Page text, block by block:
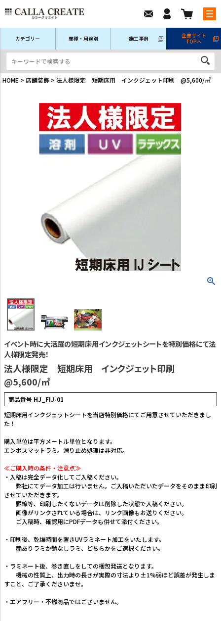
ログイン/マイページ
注文履歴
TEL:06-7493-2639
メールで問い合わせる
業種・用途から選ぶ
プライバシーポリシー
特定商取引法表示
ご利用ガイド
会社概要
カテゴリー 業種・用途別 施工事例
企業サイト
TOPへ
HOME 店舗装飾 法人様限定 短期床用 インクジェット印刷 @5,600/㎡
イベント時に大活躍の短期床用インクジェットシートを特別価格にて法
人様限定発売！
法人様限定 短期床用 インクジェット印刷
@5,600/㎡
商品番号 HJ_FIJ-01
短期床用インクジェットシートを当店特別価格にてご用意させていただきまし
た！
購入単位は平方メートル単位となります。
エンボスマットラミ。滑り止め処理は非対応。
≪ご購入時の条件・注意点≫
・入稿は完全データ化してご入稿ください。
弊社にてデータ加工は行いません。ご入稿いただいたデータをそのまま印刷
させていただきます。
罫線等、印刷したくないデータは削除した状態で入稿ください。
画像がリンクされている場合は、リンク画像もお送りください。
ご入稿時、確認用にPDFデータも併せて添付ください。
・印刷後、乾燥時間を置きUVラミネート加工をいたします。
艶ありラミか艶なしラミ、どちらかをご選択ください。
・ラミネート後、巻き直しをしての梱包発送となります。
機械の性質上、出力時の長さが実際の寸法より±1%弱ほど誤差が発生しま
すこと、ご了承くださいませ。
・エアフリー・不燃商品ではございません。